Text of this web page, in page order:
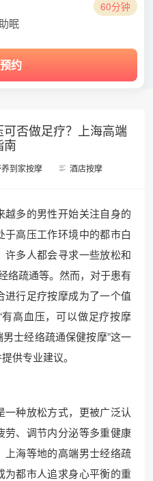
60分钟
眠
约
否做足疗？上海高端
南
到家按摩 酒店按摩
多的男性开始关注自身的
高压工作环境中的都市白
多人都会寻求一些放松和
络疏通等。然而，对于患有
行足疗按摩成为了一个值
高血压，可以做足疗按摩
士经络疏通保健按摩”这一
供专业建议。
种放松方式，更被广泛认
劳、调节内分泌等多重健康
海等地的高端男士经络疏
都市人追求身心平衡的重